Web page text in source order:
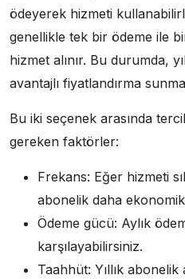
ödeyerek hizmeti
genellikle tek bir ödeme ile
hizmet alınır. Bu durumda,
avantajlı fiyatlandırma
Bu iki seçenek arasında
gereken faktörler:
Frekans: Eğer hizmeti
abonelik daha
Ödeme gücü: Aylık
karşılayabilirsiniz.
Taahhüt: Yıllık